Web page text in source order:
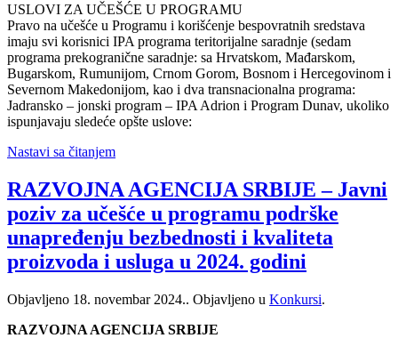
USLOVI ZA UČEŠĆE U PROGRAMU
Pravo na učešće u Programu i korišćenje bespovratnih sredstava
imaju svi korisnici IPA programa teritorijalne saradnje (sedam
programa prekogranične saradnje: sa Hrvatskom, Mađarskom,
Bugarskom, Rumunijom, Crnom Gorom, Bosnom i Hercegovinom i
Severnom Makedonijom, kao i dva transnacionalna programa:
Jadransko – jonski program – IPA Adrion i Program Dunav, ukoliko
ispunjavaju sledeće opšte uslove:
Nastavi sa čitanjem
RAZVOJNA AGENCIJA SRBIJE – Javni
poziv za učešće u programu podrške
unapređenju bezbednosti i kvaliteta
proizvoda i usluga u 2024. godini
Objavljeno 18. novembar 2024.. Objavljeno u Konkursi.
RAZVOJNA AGENCIJA SRBIJE